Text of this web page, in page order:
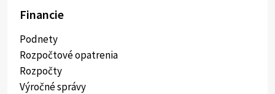
Financie
Podnety
Rozpočtové opatrenia
Rozpočty
Výročné správy